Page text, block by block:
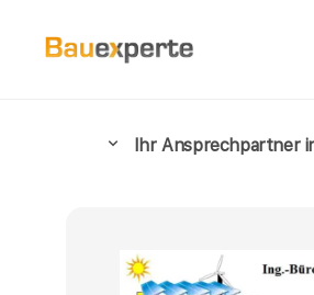
Ihr Ansprechpartner